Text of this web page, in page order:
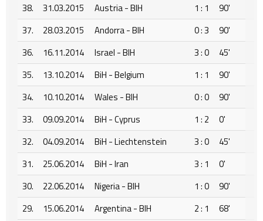
38.
31.03.2015 Austria - BIH 1 : 1
90'
37.
28.03.2015 Andorra - BIH 0 : 3
90'
36.
16.11.2014 Israel - BIH 3 : 0
45'
35.
13.10.2014 BiH - Belgium 1 : 1
90'
34.
10.10.2014 Wales - BIH 0 : 0
90'
33.
09.09.2014 BiH - Cyprus 1 : 2
0'
32.
04.09.2014 BiH - Liechtenstein 3 : 0
45'
31.
25.06.2014 BiH - Iran 3 : 1
0'
30.
22.06.2014 Nigeria - BIH 1 : 0
90'
29.
15.06.2014 Argentina - BIH 2 : 1
68'